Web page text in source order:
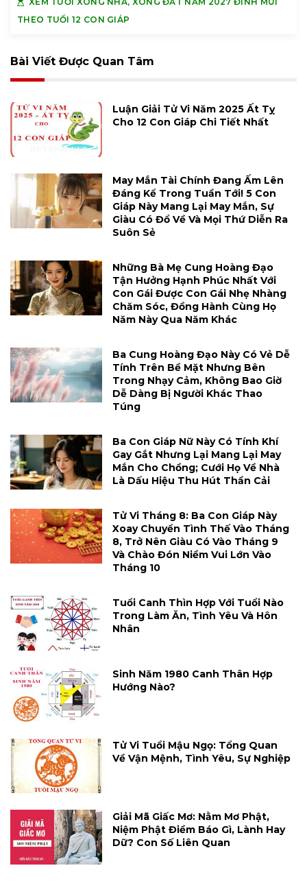
THEO TUỔI 12 CON GIÁP
Bài Viết Được Quan Tâm
Luận Giải Tử Vi Năm 2025 Ất Tỵ
Cho 12 Con Giáp Chi Tiết Nhất
May Mắn Tài Chính Đang Ấm Lên
Đáng Kể Trong Tuần Tới! 5 Con
Giáp Này Mang Lại May Mắn, Sự
Giàu Có Đổ Về Và Mọi Thứ Diễn Ra
Suôn Sẻ
Những Bà Mẹ Cung Hoàng Đạo
Tận Hưởng Hạnh Phúc Nhất Với
Con Gái Được Con Gái Nhẹ Nhàng
Chăm Sóc, Đồng Hành Cùng Họ
Năm Này Qua Năm Khác
Ba Cung Hoàng Đạo Này Có Vẻ Dễ
Tính Trên Bề Mặt Nhưng Bên
Trong Nhạy Cảm, Không Bao Giờ
Dễ Dàng Bị Người Khác Thao
Túng
Ba Con Giáp Nữ Này Có Tính Khí
Gay Gắt Nhưng Lại Mang Lại May
Mắn Cho Chồng; Cưới Họ Về Nhà
Là Dấu Hiệu Thu Hút Thần Cải
Tử Vi Tháng 8: Ba Con Giáp Này
Xoay Chuyển Tình Thế Vào Tháng
8, Trở Nên Giàu Có Vào Tháng 9
Và Chào Đón Niềm Vui Lớn Vào
Tháng 10
Tuổi Canh Thìn Hợp Với Tuổi Nào
Trong Làm Ăn, Tình Yêu Và Hôn
Nhân
Sinh Năm 1980 Canh Thân Hợp
Hướng Nào?
Tử Vi Tuổi Mậu Ngọ: Tổng Quan
Về Vận Mệnh, Tình Yêu, Sự Nghiệp
Giải Mã Giấc Mơ: Nằm Mơ Phật,
Niệm Phật Điềm Báo Gì, Lành Hay
Dữ? Con Số Liên Quan